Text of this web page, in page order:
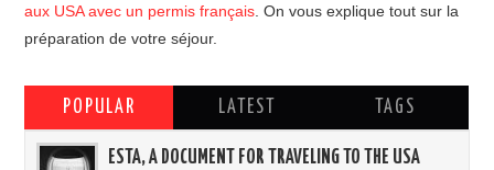
aux USA avec un permis français . On vous explique tout sur la
préparation de votre séjour.
POPULAR LATEST TAGS
ESTA, A DOCUMENT FOR TRAVELING TO THE USA